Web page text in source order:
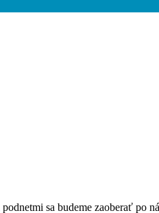
sa budeme zaoberať po